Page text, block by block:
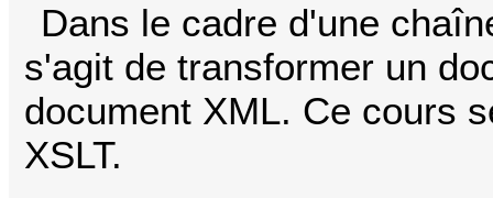
Dans le cadre d'une
s'agit de transformer un
document XML. Ce cours
XSLT.